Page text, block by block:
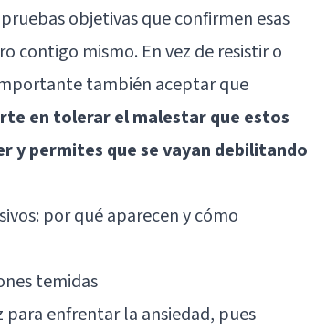
objetivas que confirmen esas
contigo mismo. En vez de resistir o
también aceptar que
en tolerar el malestar que estos
y permites que se vayan debilitando
por qué aparecen y cómo
temidas
para enfrentar la ansiedad, pues